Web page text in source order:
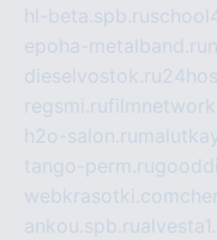
hl-beta.spb.ru
epoha-metalband.ru
dieselvostok.ru
regsmi.ru
h2o-salon.ru
tango-perm.ru
webkrasotki.com
ankou.spb.ru